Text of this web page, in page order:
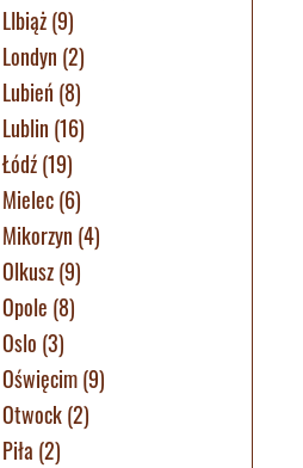
LIbiąż(9)
Londyn (2)
Lubień (8)
Lublin (16)
Łódź(19)
Mielec(6)
Mikorzyn (4)
Olkusz(9)
Opole (8)
Oslo (3)
Oświęcim(9)
Otwock(2)
Piła (2)